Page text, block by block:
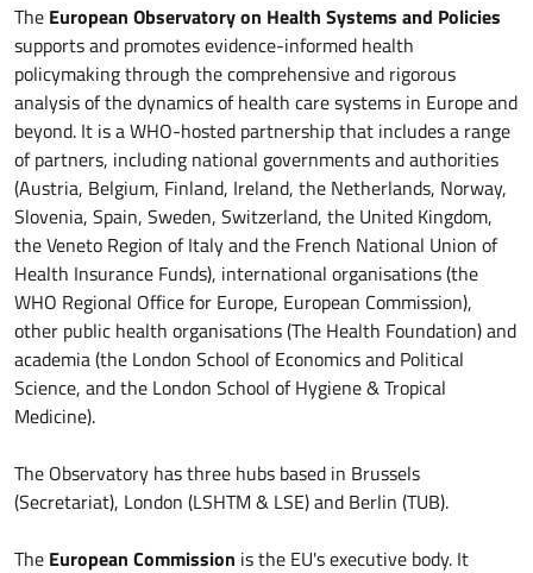
The European Observatory on Health Systems and Policies
supports and promotes evidence-informed health
policymaking through the comprehensive and rigorous
analysis of the dynamics of health care systems in Europe and
beyond. It is a WHO-hosted partnership that includes a range
of partners, including national governments and authorities
(Austria, Belgium, Finland, Ireland, the Netherlands, Norway,
Slovenia, Spain, Sweden, Switzerland, the United Kingdom,
the Veneto Region of Italy and the French National Union of
Health Insurance Funds), international organisations (the
WHO Regional Office for Europe, European Commission),
other public health organisations (The Health Foundation) and
academia (the London School of Economics and Political
Science, and the London School of Hygiene & Tropical
Medicine).
The Observatory has three hubs based in Brussels
(Secretariat), London (LSHTM & LSE) and Berlin (TUB).
The European Commission is the EU's executive body. It